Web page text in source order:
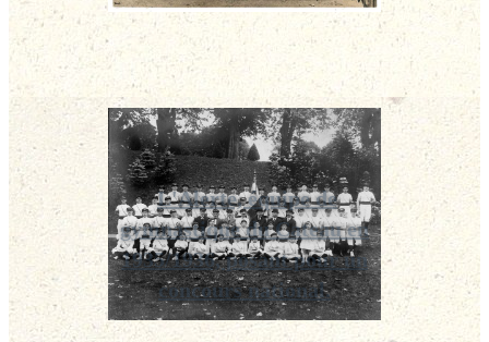
L'Alerte, équipe de
gymnastique du Cateau en
1935/1936, posant pour un
concours national.